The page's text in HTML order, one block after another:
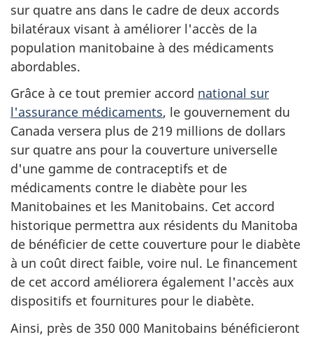
sur quatre ans dans le cadre de deux accords
bilatéraux visant à améliorer l'accès de la
population manitobaine à des médicaments
abordables.
Grâce à ce tout premier accord national sur
l'assurance médicaments, le gouvernement du
Canada versera plus de 219 millions de dollars
sur quatre ans pour la couverture universelle
d'une gamme de contraceptifs et de
médicaments contre le diabète pour les
Manitobaines et les Manitobains. Cet accord
historique permettra aux résidents du Manitoba
de bénéficier de cette couverture pour le diabète
à un coût direct faible, voire nul. Le financement
de cet accord améliorera également l'accès aux
dispositifs et fournitures pour le diabète.
Ainsi, près de 350 000 Manitobains bénéficieront